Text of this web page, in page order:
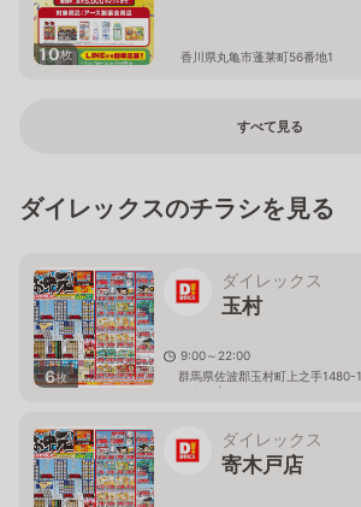
10枚 香川県丸亀市蓬莱町56番地1
すべて見る
ダイレックスのチラシを見る
6枚
ダイレックス
玉村
9:00～22:00
群馬県佐波郡玉村町上之手1480-
ンター内）
ダイレックス
寄木戸店